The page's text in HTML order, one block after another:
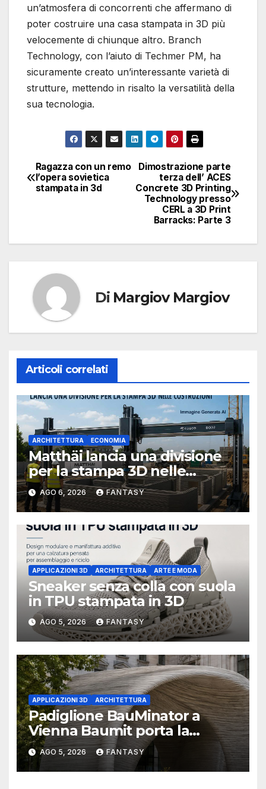
un’atmosfera di concorrenti che affermano di
poter costruire una casa stampata in 3D più
velocemente di chiunque altro. Branch
Technology, con l’aiuto di Techmer PM, ha
sicuramente creato un’interessante varietà di
strutture, mettendo in risalto la versatilità della
sua tecnologia.
Navigazione
articoli
Dimostrazione parte
terza dell’ ACES
Concrete 3D Printing
Technology presso
CERL a 3D Print
Barracks: Parte 3
Ragazza con un remo
l’opera sovietica
stampata in 3d
Di Margiov Margiov
Articoli correlati
ARCHITETTURA ECONOMIA
Matthäi lancia una divisione
per la stampa 3D nelle
costruzioni
AGO 6, 2026 FANTASY
APPLICAZIONI 3D ARCHITETTURA ARTE E MODA
Sneaker senza colla con suola
in TPU stampata in 3D
AGO 5, 2026 FANTASY
APPLICAZIONI 3D ARCHITETTURA
Padiglione BauMinator a
Vienna Baumit porta la
stampa 3D del calcestruzzo
nel Reallabor STRABAG
AGO 5, 2026 FANTASY